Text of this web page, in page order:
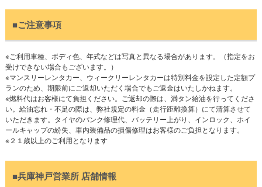
りました。初めてのことで困っていましたがトヨタのパッソをそ
の日に最寄りまで配送して頂き、大手レンタカーより格安だった
ので本当に助かりました。ありがとうございました。（建築業、
会社員）
海外から出産のため帰省している間、マンスリーレンタカーを借
りました。賃貸自動車さんが格安の中でも安かったので決めまし
た。いろいろナビやオーディオの操作のこととか詳しく教えてい
ただいてありがとうございます。（伊丹市、主婦）
出張で伊丹空港からレンタカーを借りました。空港ターミナル前
で簡単に説明を聞いて車を受け渡しできて便利で早かったです。
トヨタのパッソでしたが、明石や加古川など行きましたが運転し
やすかったです。ありがとうございました。（西宮市、会社員）
いつも使っているレンタカー屋さんよりかなり格安で、1ヶ月程
借りましたがとても助かりました。車は中古車でしたが、割と新
しめのニッサンのノートをご用意して頂いて、満足しておりま
す。たまにある出張の際には、また利用させて頂きます。（設計
■ご注意事項
※ご利用車種、ボディ色、年式などは写真と異なる場合があります。（指定をお
受けできない場合もございます。）
※マンスリーレンタカー、ウィークリーレンタカーは特別料金を設定した定額プ
ランのため、期限前にご返却いただく場合でもご返金はいたしかねます。
※燃料代はお客様にて負担ください。ご返却の際は、満タン給油を行ってくださ
い。給油忘れ・不足の際は、弊社規定の料金（走行距離換算）にて清算させて
いただきます。タイヤのパンク修理代、バッテリー上がり、インロック、ホイ
ールキャップの紛失、車内装備品の損傷修理はお客様のご負担となります。
※２１歳以上のご利用となります
■兵庫神戸営業所 店舗情報